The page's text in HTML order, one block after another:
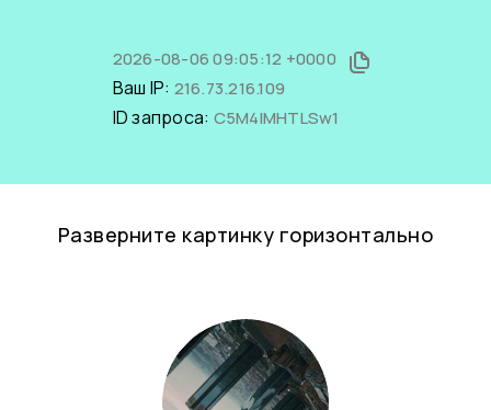
2026-08-06 09:05:12 +0000
Ваш IP: 216.73.216.109
ID запроса: C5M4IMHTLSw1
Разверните картинку горизонтально